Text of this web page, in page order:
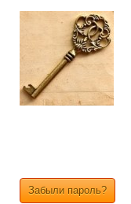
Забыли пароль?